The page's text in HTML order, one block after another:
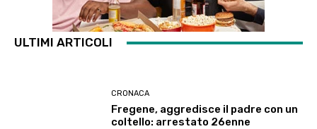
ULTIMI ARTICOLI
CRONACA
Fregene, aggredisce il padre con un
coltello: arrestato 26enne